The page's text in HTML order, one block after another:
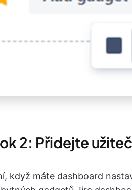
2: Přidejte
když máte dashboard